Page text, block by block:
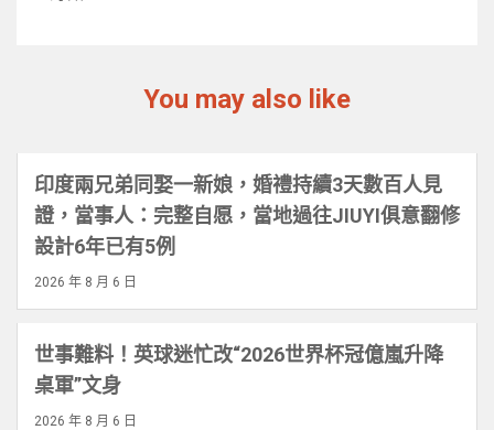
You may also like
印度兩兄弟同娶一新娘，婚禮持續3天數百人見
證，當事人：完整自愿，當地過往JIUYI俱意翻修
設計6年已有5例
2026 年 8 月 6 日
世事難料！英球迷忙改“2026世界杯冠億嵐升降
桌軍”文身
2026 年 8 月 6 日